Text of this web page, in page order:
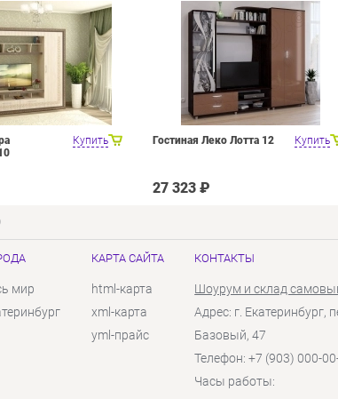
Купить Купить
Гостиная Леко Лотта 12
27 323 ₽
мир
КАРТА САЙТА
html-карта
xml-карта
yml-прайс
КОНТАКТЫ
Шоурум и склад
Адрес: г. Екатеринбург,
Базовый, 47
Телефон: +7 (903) 000-
Часы работы: